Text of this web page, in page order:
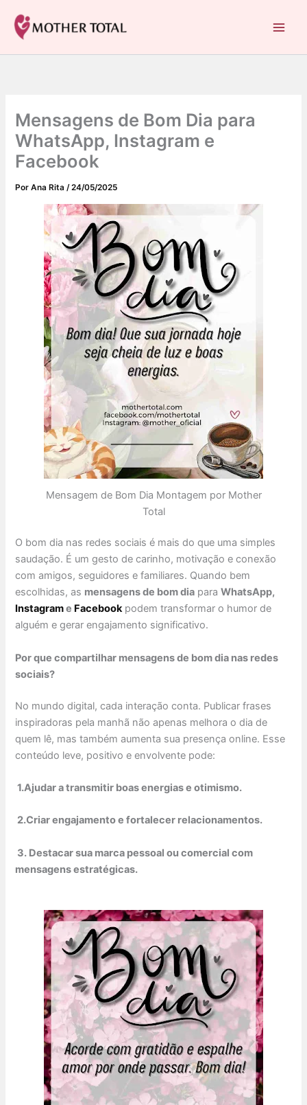
para
conteúdo
Mensagens de Bom Dia para
WhatsApp, Instagram e
Facebook
PorAna Rita/24/05/2025
Mensagem de Bom Dia Montagem por Mother
Total
O bom dia nas redes sociais é mais do que uma simples
saudação. É um gesto de carinho, motivação e conexão
com amigos, seguidores e familiares. Quando bem
escolhidas, as mensagens de bom dia paraWhatsApp,
Instagrame Facebookpodem transformar o humor de
alguém e gerar engajamento significativo.
Por que compartilhar mensagens de bom dia nas redes
sociais?
No mundo digital, cada interação conta. Publicar frases
inspiradoras pela manhã não apenas melhora o dia de
quem lê, mas também aumenta sua presença online. Esse
conteúdo leve, positivo e envolvente pode:
1.Ajudar a transmitir boas energias e otimismo.
2.Criar engajamento e fortalecer relacionamentos.
3. Destacar sua marca pessoal ou comercial com
mensagens estratégicas.
a
t
a
s